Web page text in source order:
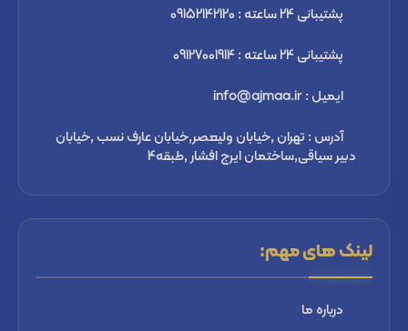
پشتیبانی 24 ساعته : 09152142120
پشتیبانی 24 ساعته : 09127001914
ایمیل : info@ajmaa.ir
آدرس : تهران ,خیابان ولیعصر,خیابان عارف نسب ,خیابان
دبیر سیاقی,ساختمان ایرج افشار ,طبقه4
لینک های مهم:
درباره ما